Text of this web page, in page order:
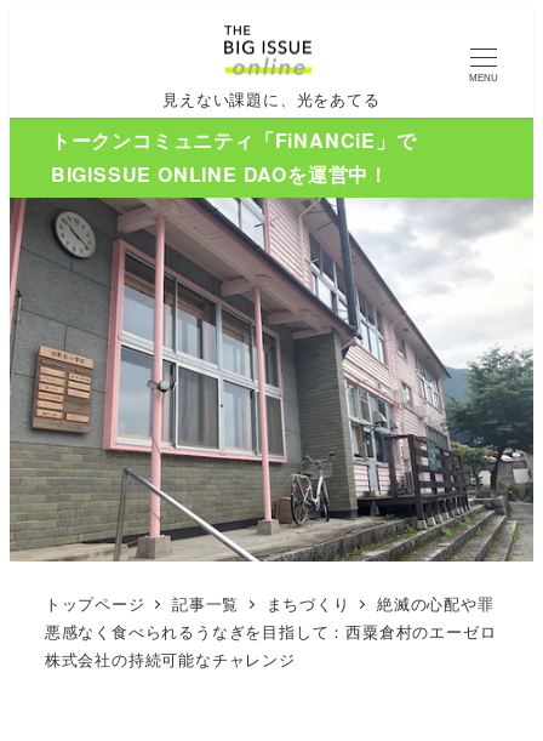
見えない課題に、光をあてる
MENU
トークンコミュニティ「FiNANCiE」で
BIGISSUE ONLINE DAOを運営中！
トップページ 記事一覧 まちづくり
絶滅の心配や罪
悪感なく食べられるうなぎを目指して：西粟倉村のエーゼロ
株式会社の持続可能なチャレンジ